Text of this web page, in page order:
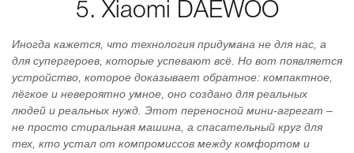
5. Xiaomi DAEWOO
Иногда кажется, что технология придумана не для нас, а
для супергероев, которые успевают всё. Но вот появляется
устройство, которое доказывает обратное: компактное,
лёгкое и невероятно умное, оно создано для реальных
людей и реальных нужд. Этот переносной мини-агрегат –
не просто стиральная машина, а спасательный круг для
тех, кто устал от компромиссов между комфортом и